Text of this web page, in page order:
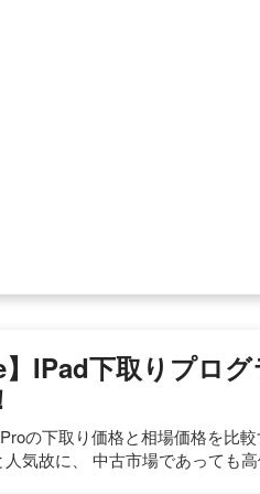
】iPad下取りプロ
の下取り価格と相場価格を比
気故に、 中古市場であっても